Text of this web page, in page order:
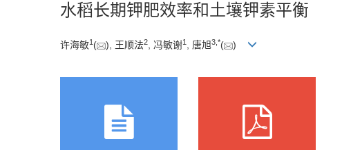
水稻长期钾肥效率和土壤钾素平衡
许海敏1 ( ), 王顺法2, 冯敏谢1 , 唐旭3 *( )